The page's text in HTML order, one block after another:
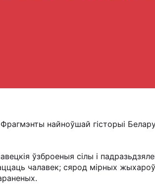
найноўшай гісторыі
ўзброеныя сілы і
чалавек; сярод мірных